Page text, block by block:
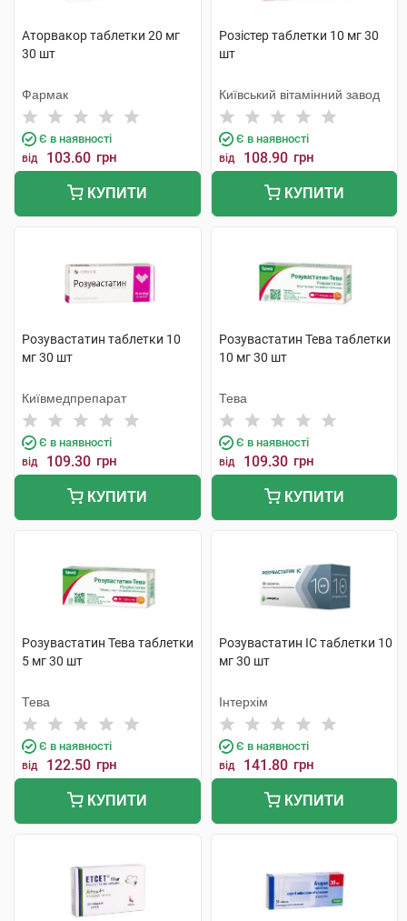
Аторвакор таблетки 20 мг
30 шт
Фармак
Є в наявності
від 103.60 грн
КУПИТИ
Розістер таблетки 10 мг 30
шт
Київський вітамінний завод
Є в наявності
від 108.90 грн
КУПИТИ
Розувастатин таблетки 10
мг 30 шт
Київмедпрепарат
Є в наявності
від 109.30 грн
КУПИТИ
Розувастатин Тева таблетки
10 мг 30 шт
Тева
Є в наявності
від 109.30 грн
КУПИТИ
Розувастатин Тева таблетки
5 мг 30 шт
Тева
Є в наявності
від 122.50 грн
КУПИТИ
Розувастатин ІС таблетки 10
мг 30 шт
Інтерхім
Є в наявності
від 141.80 грн
КУПИТИ